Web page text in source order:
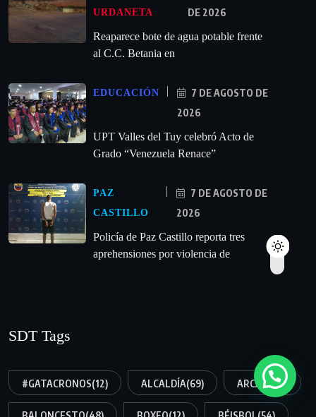
URDANETA
DE 2026
Reaparece bote de agua potable frente
al C.C. Betania en
EDUCACIÓN
7 DE AGOSTO DE
2026
UPT Valles del Tuy celebró Acto de
Grado “Venezuela Renace”
PAZ
CASTILLO
7 DE AGOSTO DE
2026
‎Policía de Paz Castillo reporta tres
aprehensiones por violencia de
SDT Tags
#GATACRONOS(12) ALCALDÍA(69) ARCANO(8)